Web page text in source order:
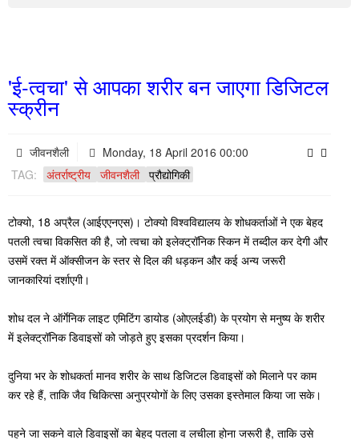
फीचर
जीवनशैली
'ई-त्वचा' से आपका शरीर बन जाएगा डिजिटल
स्क्रीन
जीवनशैली
Monday, 18 April 2016 00:00
TAG:
अंतर्राष्ट्रीय जीवनशैली प्रौद्योगिकी
टोक्यो, 18 अप्रैल (आईएएनएस)। टोक्यो विश्वविद्यालय के शोधकर्ताओं ने एक बेहद
पतली त्वचा विकसित की है, जो त्वचा को इलेक्ट्रॉनिक स्किन में तब्दील कर देगी और
उसमें रक्त में ऑक्सीजन के स्तर से दिल की धड़कन और कई अन्य जरूरी
जानकारियां दर्शाएगी।
शोध दल ने ऑर्गेनिक लाइट एमिटिंग डायोड (ओएलईडी) के प्रयोग से मनुष्य के शरीर
में इलेक्ट्रॉनिक डिवाइसों को जोड़ते हुए इसका प्रदर्शन किया।
दुनिया भर के शोधकर्ता मानव शरीर के साथ डिजिटल डिवाइसों को मिलाने पर काम
कर रहे हैं, ताकि जैव चिकित्सा अनुप्रयोगों के लिए उसका इस्तेमाल किया जा सके।
पहने जा सकने वाले डिवाइसों का बेहद पतला व लचीला होना जरूरी है, ताकि उसे